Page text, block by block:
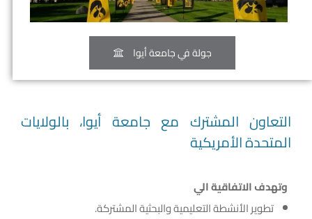
التعاون المشترك مع جامعة أيوا، بالولايات
المتحدة الأمريكية
وتهدف الاتفاقية الي
تطوير الأنشطة التعليمية والبحثية المشتركة.
جولة في جامعة أيوا